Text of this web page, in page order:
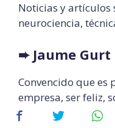
Noticias y artículos
neurociencia,
➨ Jaume Gurt
Convencido que es
empresa, ser feliz,
#